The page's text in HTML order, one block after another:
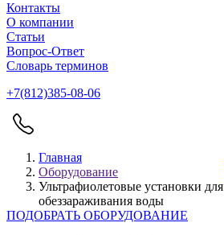
Контакты
О компании
Статьи
Вопрос-Ответ
Словарь терминов
+7(812)385-08-06
Главная
Оборудование
Ультрафиолетовые установки для
обеззараживания воды
ПОДОБРАТЬ ОБОРУДОВАНИЕ